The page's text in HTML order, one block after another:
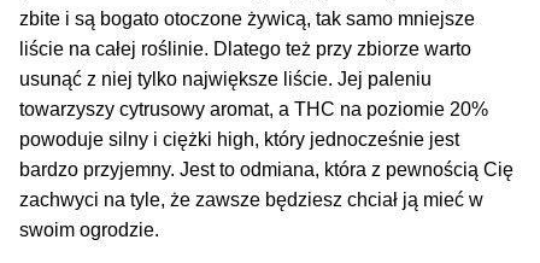
Odbiór Osobisty
Kontakt
zbite i są bogato otoczone żywicą, tak samo mniejsze
liście na całej roślinie. Dlatego też przy zbiorze warto
usunąć z niej tylko największe liście. Jej paleniu
towarzyszy cytrusowy aromat, a THC na poziomie 20%
powoduje silny i ciężki high, który jednocześnie jest
bardzo przyjemny. Jest to odmiana, która z pewnością Cię
zachwyci na tyle, że zawsze będziesz chciał ją mieć w
swoim ogrodzie.